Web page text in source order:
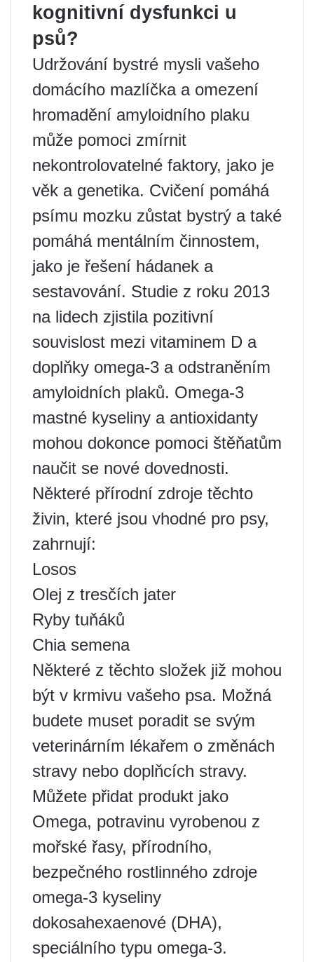
kognitivní dysfunkci u
psů?
Udržování bystré mysli vašeho
domácího mazlíčka a omezení
hromadění amyloidního plaku
může pomoci zmírnit
nekontrolovatelné faktory, jako je
věk a genetika. Cvičení pomáhá
psímu mozku zůstat bystrý a také
pomáhá mentálním činnostem,
jako je řešení hádanek a
sestavování. Studie z roku 2013
na lidech zjistila pozitivní
souvislost mezi vitaminem D a
doplňky omega-3 a odstraněním
amyloidních plaků. Omega-3
mastné kyseliny a antioxidanty
mohou dokonce pomoci štěňatům
naučit se nové dovednosti.
Některé přírodní zdroje těchto
živin, které jsou vhodné pro psy,
zahrnují:
Losos
Olej z tresčích jater
Ryby tuňáků
Chia semena
Některé z těchto složek již mohou
být v krmivu vašeho psa. Možná
budete muset poradit se svým
veterinárním lékařem o změnách
stravy nebo doplňcích stravy.
Můžete přidat produkt jako
Omega, potravinu vyrobenou z
mořské řasy, přírodního,
bezpečného rostlinného zdroje
omega-3 kyseliny
dokosahexaenové (DHA),
speciálního typu omega-3.